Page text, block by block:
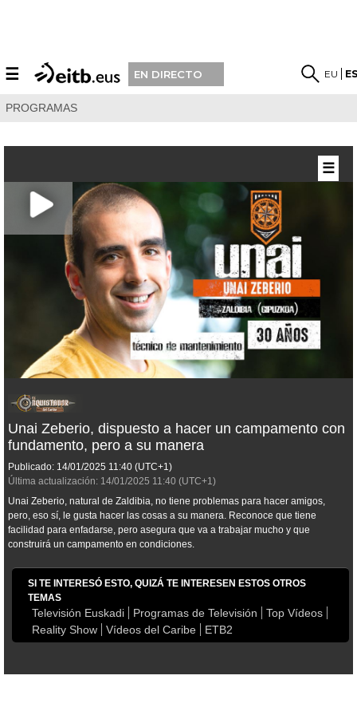
☰ EN DIRECTO EU
PROGRAMAS
Unai Zeberio, dispuesto a hacer un campamento con
fundamento, pero a su manera
Publicado: 14/01/2025 11:40 (UTC+1)
Última actualización: 14/01/2025 11:40 (UTC+1)
Unai Zeberio, natural de Zaldibia, no tiene problemas para hacer amigos,
pero, eso sí, le gusta hacer las cosas a su manera. Reconoce que tiene
facilidad para enfadarse, pero asegura que va a trabajar mucho y que
construirá un campamento en condiciones.
SI TE INTERESÓ ESTO, QUIZÁ TE INTERESEN ESTOS OTROS
TEMAS
Televisión Euskadi Programas de Televisión
Top Vídeos
Reality Show
Vídeos del Caribe ETB2
☰